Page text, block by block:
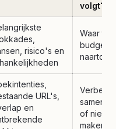
volgt?
risico's en
Waar tijd
budget
naartoe
URL's,
en
of nieuw
maken